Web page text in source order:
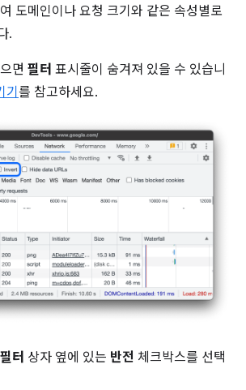
도메인이나 요청 크기와 같은 속성별로
.
면 필터 표시줄이 숨겨져 있을 수 있습니
를 참고하세요.
필터 상자 옆에 있는 반전 체크박스를 선택